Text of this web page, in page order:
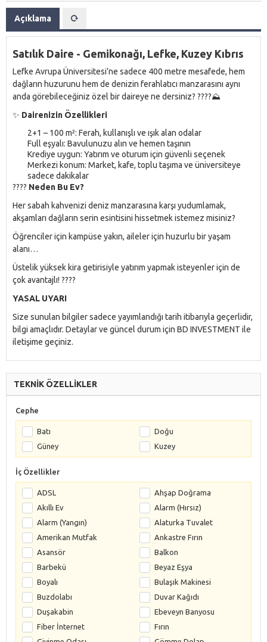
Açıklama
Satılık Daire - Gemikonağı, Lefke, Kuzey Kıbrıs
Lefke Avrupa Üniversitesi’ne sadece 400 metre mesafede, hem
dağların huzurunu hem de denizin ferahlatıcı manzarasını aynı
anda görebileceğiniz özel bir daireye ne dersiniz? ????⛰
✨ Dairenizin Özellikleri
2+1 – 100 m²: Ferah, kullanışlı ve ışık alan odalar
Full eşyalı: Bavulunuzu alın ve hemen taşının
Krediye uygun: Yatırım ve oturum için güvenli seçenek
Merkezi konum: Market, kafe, toplu taşıma ve üniversiteye
sadece dakikalar
???? Neden Bu Ev?
Her sabah kahvenizi deniz manzarasına karşı yudumlamak,
akşamları dağların serin esintisini hissetmek istemez misiniz?
Öğrenciler için kampüse yakın, aileler için huzurlu bir yaşam
alanı…
Üstelik yüksek kira getirisiyle yatırım yapmak isteyenler için de
çok avantajlı! ????
YASAL UYARI
Size sunulan bilgiler sadece yayımlandığı tarih itibarıyla geçerlidir,
bilgi amaçlıdır. Detaylar ve güncel durum için BD INVESTMENT ile
iletişime geçiniz.
TEKNİK ÖZELLİKLER
Cephe
Batı
Doğu
Güney
Kuzey
İç Özellikler
ADSL
Ahşap Doğrama
Akıllı Ev
Alarm (Hırsız)
Alarm (Yangın)
Alaturka Tuvalet
Amerikan Mutfak
Ankastre Fırın
Asansör
Balkon
Barbekü
Beyaz Eşya
Boyalı
Bulaşık Makinesi
Buzdolabı
Duvar Kağıdı
Duşakabin
Ebeveyn Banyosu
Fiber İnternet
Fırın